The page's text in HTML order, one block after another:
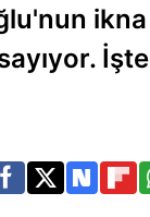
ikna
İşte